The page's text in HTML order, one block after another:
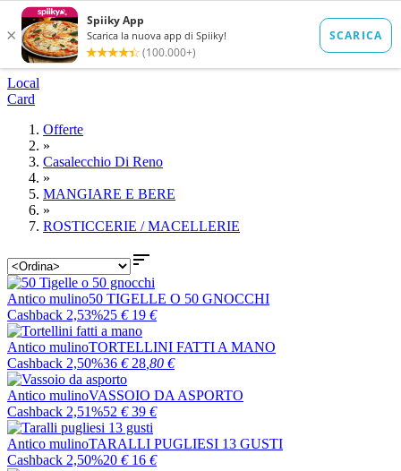
Local
Card
Offerte
»
Casalecchio Di Reno
»
MANGIARE E BERE
»
ROSTICCERIE / MACELLERIE

Antico mulino50 TIGELLE O 50 GNOCCHI
Cashback 2,53%25 € 19 €
Antico mulinoTORTELLINI FATTI A MANO
Cashback 2,50%36 € 28 ,80 €
Antico mulinoVASSOIO DA ASPORTO
Cashback 2,51%52 € 39 €
Antico mulinoTARALLI PUGLIESI 13 GUSTI
Cashback 2,50%20 € 16 €